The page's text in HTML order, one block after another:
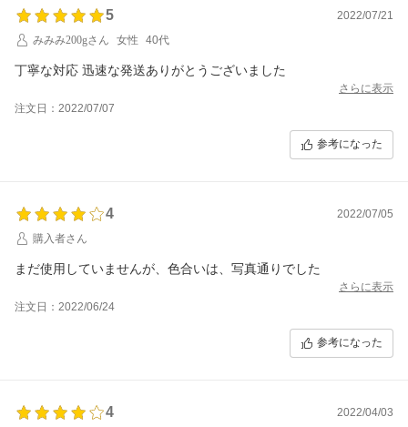
5
2022/07/21
みみみ200gさん
女性 40代
丁寧な対応 迅速な発送ありがとうございました
さらに表示
注文日：2022/07/07
参考になった
4
2022/07/05
購入者さん
まだ使用していませんが、色合いは、写真通りでした
さらに表示
注文日：2022/06/24
参考になった
4
2022/04/03